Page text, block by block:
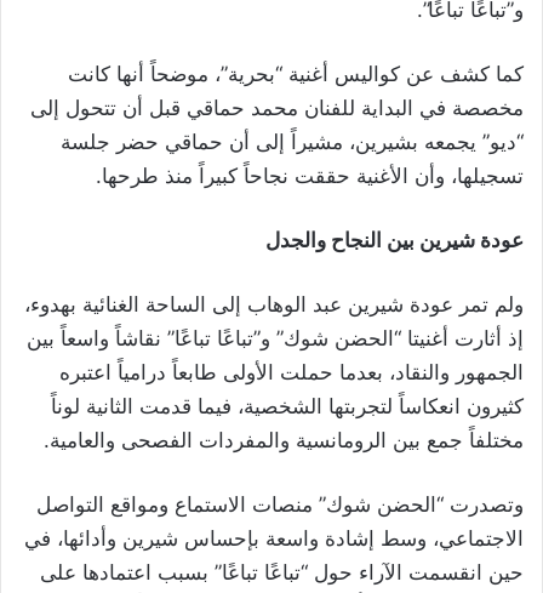
و”تباعًا تباعًا”.
كما كشف عن كواليس أغنية “بحرية”، موضحاً أنها كانت
مخصصة في البداية للفنان محمد حماقي قبل أن تتحول إلى
“ديو” يجمعه بشيرين، مشيراً إلى أن حماقي حضر جلسة
تسجيلها، وأن الأغنية حققت نجاحاً كبيراً منذ طرحها.
عودة شيرين بين النجاح والجدل
ولم تمر عودة شيرين عبد الوهاب إلى الساحة الغنائية بهدوء،
إذ أثارت أغنيتا “الحضن شوك” و”تباعًا تباعًا” نقاشاً واسعاً بين
الجمهور والنقاد، بعدما حملت الأولى طابعاً درامياً اعتبره
كثيرون انعكاساً لتجربتها الشخصية، فيما قدمت الثانية لوناً
مختلفاً جمع بين الرومانسية والمفردات الفصحى والعامية.
وتصدرت “الحضن شوك” منصات الاستماع ومواقع التواصل
الاجتماعي، وسط إشادة واسعة بإحساس شيرين وأدائها، في
حين انقسمت الآراء حول “تباعًا تباعًا” بسبب اعتمادها على